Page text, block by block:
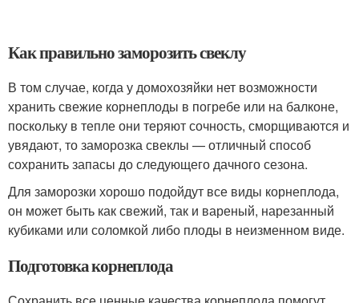
Как правильно заморозить свеклу
В том случае, когда у домохозяйки нет возможности
хранить свежие корнеплоды в погребе или на балконе,
поскольку в тепле они теряют сочность, сморщиваются и
увядают, то заморозка свеклы — отличный способ
сохранить запасы до следующего дачного сезона.
Для заморозки хорошо подойдут все виды корнеплода,
он может быть как свежий, так и вареный, нарезанный
кубиками или соломкой либо плоды в неизменном виде.
Подготовка корнеплода